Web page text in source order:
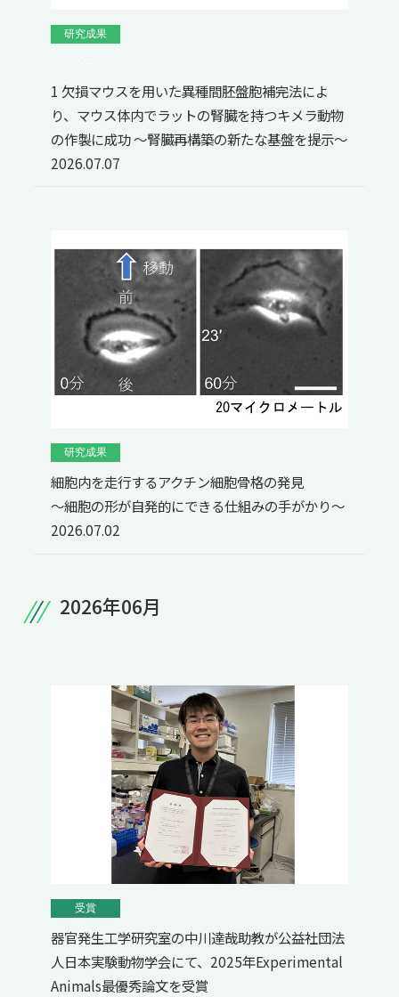
研究成果
1 欠損マウスを用いた異種間胚盤胞補完法によ
り、マウス体内でラットの腎臓を持つキメラ動物
の作製に成功 ～腎臓再構築の新たな基盤を提示～
2026.07.07
研究成果
細胞内を走行するアクチン細胞骨格の発見
～細胞の形が自発的にできる仕組みの手がかり～
2026.07.02
2026年06月
受賞
器官発生工学研究室の中川達哉助教が公益社団法
人日本実験動物学会にて、2025年Experimental
Animals最優秀論文を受賞